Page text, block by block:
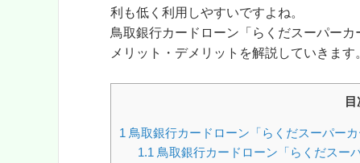
利も低く利用しやすいですよね。
鳥取銀行カードローン「らくだスーパー
メリット・デメリットを解説していきます
目
1 鳥取銀行カードローン「らくだスーパー
1.1 鳥取銀行カードローン「らくだスー